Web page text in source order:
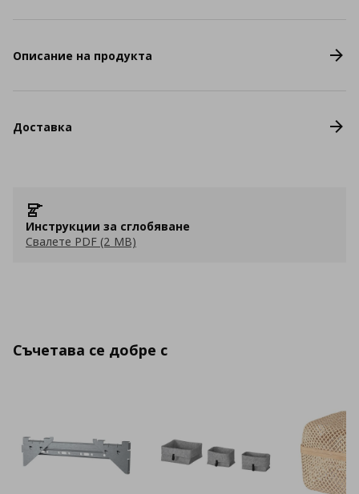
Описание на продукта
Доставка
Инструкции за сглобяване
Свалете PDF (2 MB)
Съчетава се добре с